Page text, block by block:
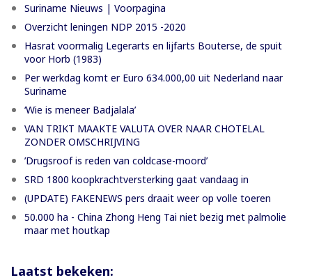
Suriname Nieuws | Voorpagina
Overzicht leningen NDP 2015 -2020
Hasrat voormalig Legerarts en lijfarts Bouterse, de spuit
voor Horb (1983)
Per werkdag komt er Euro 634.000,00 uit Nederland naar
Suriname
‘Wie is meneer Badjalala’
VAN TRIKT MAAKTE VALUTA OVER NAAR CHOTELAL
ZONDER OMSCHRIJVING
’Drugsroof is reden van coldcase-moord’
SRD 1800 koopkrachtversterking gaat vandaag in
(UPDATE) FAKENEWS pers draait weer op volle toeren
50.000 ha - China Zhong Heng Tai niet bezig met palmolie
maar met houtkap
Laatst bekeken: